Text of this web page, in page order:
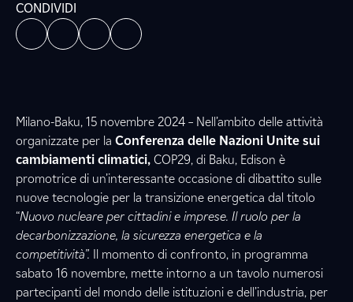
CONDIVIDI
Milano-Baku, 15 novembre 2024 – Nell’ambito delle attività
organizzate per la Conferenza delle Nazioni Unite sui
cambiamenti climatici, COP29, di Baku, Edison è
promotrice di un’interessante occasione di dibattito sulle
nuove tecnologie per la transizione energetica dal titolo
“Nuovo nucleare per cittadini e imprese. Ilruolo per la
decarbonizzazione, la sicurezza energetica e la
competitività”. Il momento di confronto, in programma
sabato 16 novembre, mette intorno a un tavolo numerosi
partecipanti del mondo delle istituzioni e dell’industria, per